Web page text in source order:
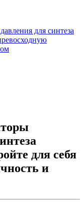
для синтеза
для себя
и